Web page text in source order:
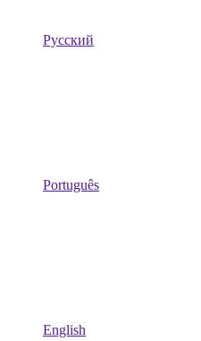
Русский
Português
English